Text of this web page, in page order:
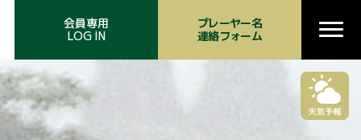
会員専用
LOG IN
プレーヤー名
連絡フォーム